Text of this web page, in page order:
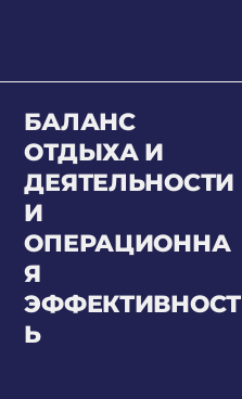
БАЛАНС
ОТДЫХА И
ДЕЯТЕЛЬНОСТИ
И
ОПЕРАЦИОННА
Я
ЭФФЕКТИВНОСТ
Ь